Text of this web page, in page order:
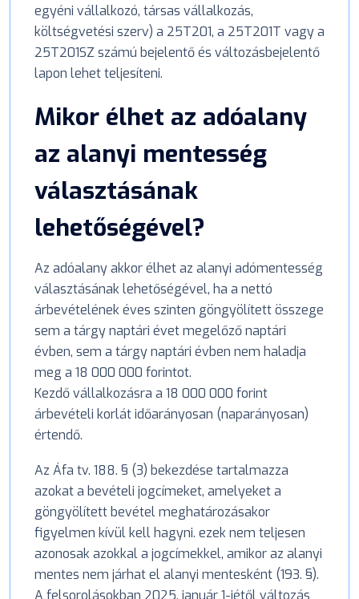
egyéni vállalkozó, társas vállalkozás,
költségvetési szerv) a 25T201, a 25T201T vagy a
25T201SZ számú bejelentő és változásbejelentő
lapon lehet teljesíteni.
Mikor élhet az adóalany
az alanyi mentesség
választásának
lehetőségével?
Az adóalany akkor élhet az alanyi adómentesség
választásának lehetőségével, ha a nettó
árbevételének éves szinten göngyölített összege
sem a tárgy naptári évet megelőző naptári
évben, sem a tárgy naptári évben nem haladja
meg a 18 000 000 forintot.
Kezdő vállalkozásra a 18 000 000 forint
árbevételi korlát időarányosan (naparányosan)
értendő.
Az Áfa tv. 188. § (3) bekezdése tartalmazza
azokat a bevételi jogcímeket, amelyeket a
göngyölített bevétel meghatározásakor
figyelmen kívül kell hagyni. ezek nem teljesen
azonosak azokkal a jogcímekkel, amikor az alanyi
mentes nem járhat el alanyi mentesként (193. §).
A felsorolásokban 2025. január 1-jétől változás